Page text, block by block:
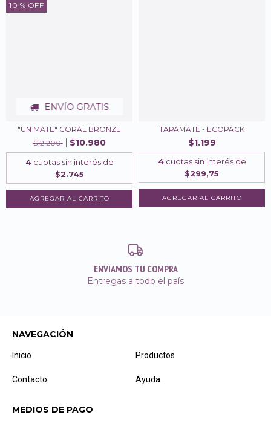
10 % OFF
ENVÍO GRATIS
"UN MATE" CORAL BRONZE
$12.200
$10.980
4cuotas sin interés de
$2.745
TAPAMATE - ECOPACK
$1.199
4cuotas sin interés de
$299,75
AGREGAR AL CARRITO
ENVIAMOS TU COMPRA
Entregas a todo el país
NAVEGACIÓN
Inicio Productos
Contacto Ayuda
MEDIOS DE PAGO